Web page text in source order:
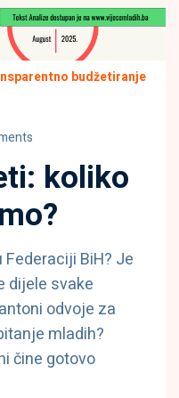
budžetiranje
koliko
BiH? Je
dijele svake
odvoje za
mladih?
čine gotovo